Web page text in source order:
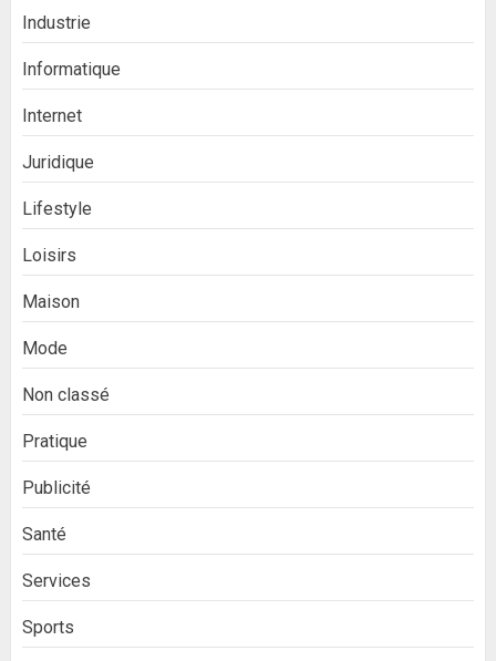
Industrie
Informatique
Internet
Juridique
Lifestyle
Loisirs
Maison
Mode
Non classé
Pratique
Publicité
Santé
Services
Sports